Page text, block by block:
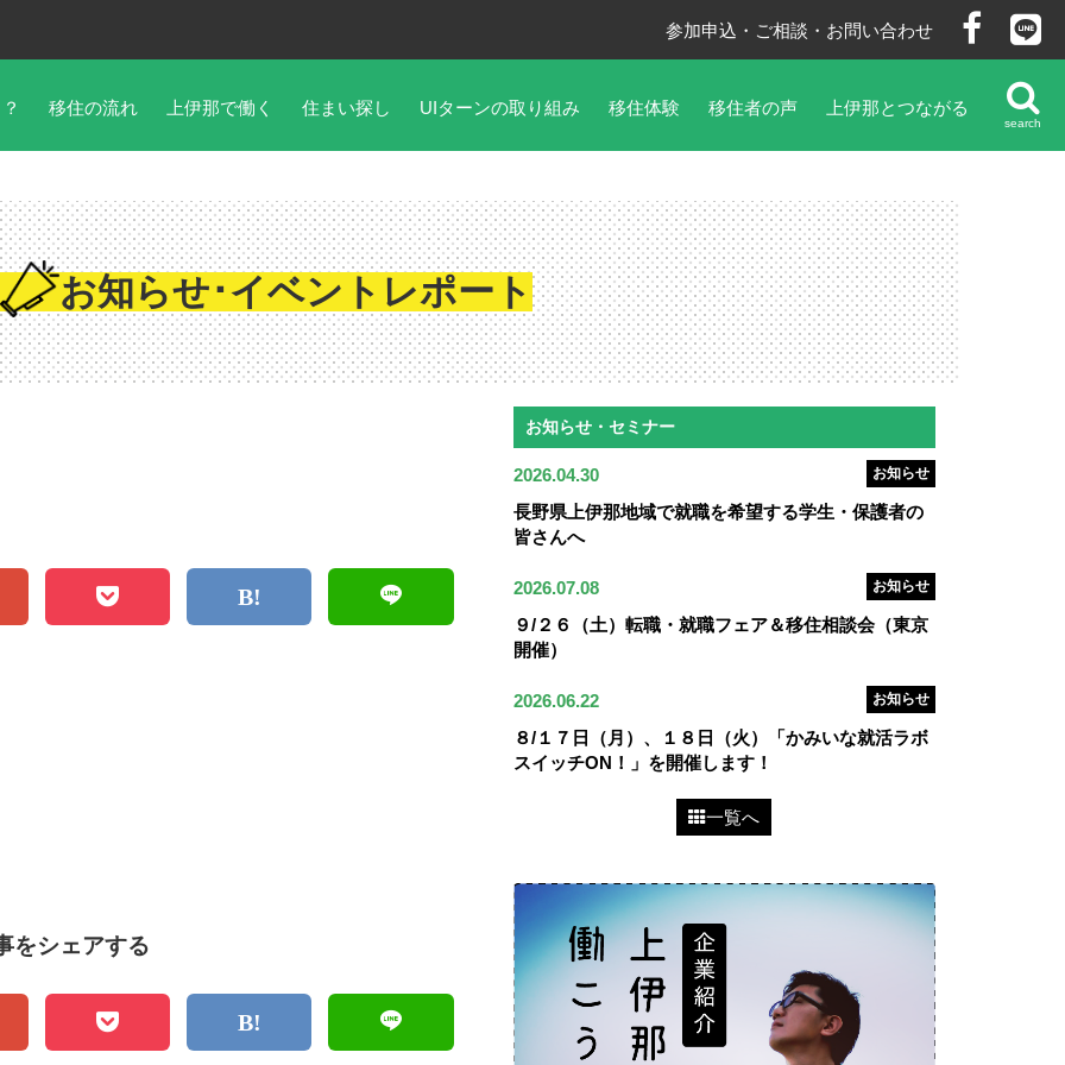
参加申込・ご相談・お問い合わせ
移住の流れ 上伊那で働く 住まい探し UIターンの取り組み 移住体験 移住者の声 上伊那とつながる
search
お知らせ･イベントレポート
をシェアする
お知らせ・セミナー
2026.04.30 お知らせ
長野県上伊那地域で就職を希望する学生・保護者の
皆さんへ
2026.07.08 お知らせ
９/２６（土）転職・就職フェア＆移住相談会（東京
開催）
2026.06.22 お知らせ
８/１７日（月）、１８日（火）「かみいな就活ラボ
スイッチON！」を開催します！
一覧へ